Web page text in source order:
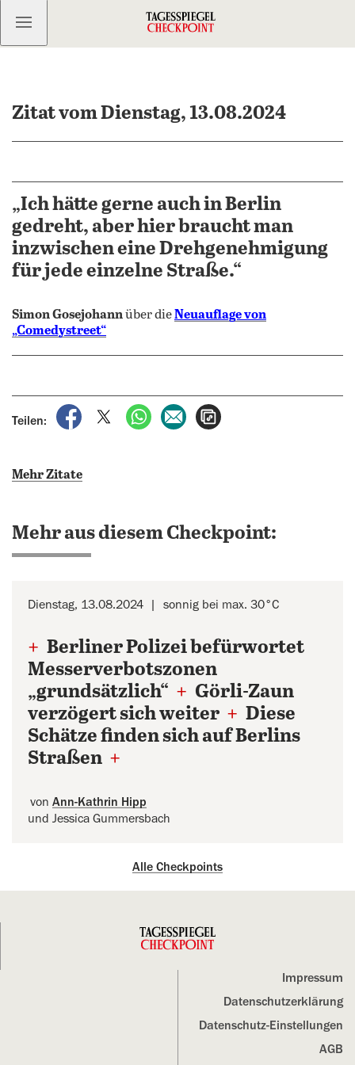
Kostenlos anmelden
Zitat vom Dienstag, 13.08.2024
„Ich hätte gerne auch in Berlin
gedreht, aber hier braucht man
inzwischen eine Drehgenehmigung
für jede einzelne Straße.“
Simon Gosejohannüber dieNeuauflage von
„Comedystreet“
Teilen:
auf Facebook teilen
auf X teilenper WhatsApp teilen
per E-Mail teilen
Mehr Zitate
Mehr aus diesem Checkpoint:
Dienstag, 13.08.2024 sonnig bei max. 30°C
+ Berliner Polizei befürwortet
Messerverbotszonen
„grundsätzlich“ + Görli-Zaun
verzögert sich weiter + Diese
Schätze finden sich auf Berlins
Straßen +
von Ann-Kathrin Hipp
und Jessica Gummersbach
Alle Checkpoints
Impressum
Datenschutz­erklärung
Datenschutz-Einstellungen
AGB